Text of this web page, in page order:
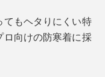
てもヘタりにくい特
向けの防寒着に採